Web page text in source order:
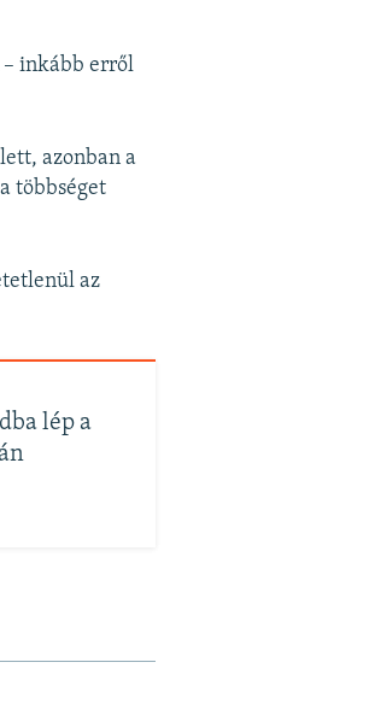
– inkább erről
azonban a
többséget
az
lép a